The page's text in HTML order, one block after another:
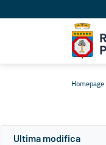
Homepage
Ultima modifica